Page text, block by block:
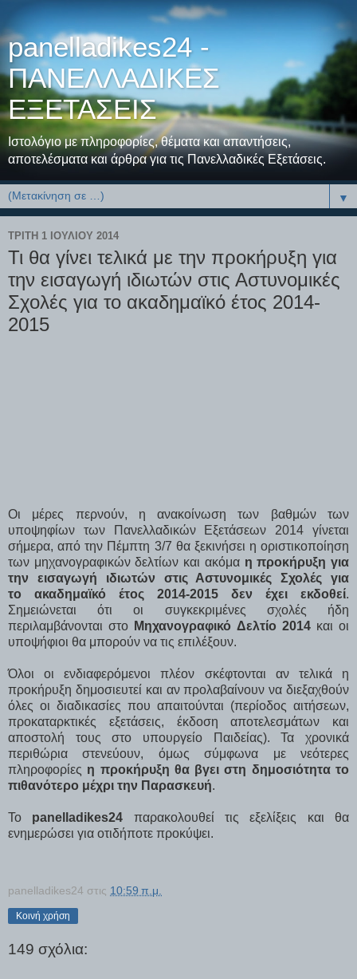
panelladikes24 -
ΠΑΝΕΛΛΑΔΙΚΕΣ
ΕΞΕΤΑΣΕΙΣ
Ιστολόγιο με πληροφορίες, θέματα και απαντήσεις,
αποτελέσματα και άρθρα για τις Πανελλαδικές Εξετάσεις.
▼
ΤΡΊΤΗ 1 ΙΟΥΛΊΟΥ 2014
Τι θα γίνει τελικά με την προκήρυξη για
την εισαγωγή ιδιωτών στις Αστυνομικές
Σχολές για το ακαδημαϊκό έτος 2014-
2015
Οι μέρες περνούν, η ανακοίνωση των βαθμών των
υποψηφίων των Πανελλαδικών Εξετάσεων 2014 γίνεται
σήμερα, από την Πέμπτη 3/7 θα ξεκινήσει η οριστικοποίηση
των μηχανογραφικών δελτίων και ακόμα η προκήρυξη για
την εισαγωγή ιδιωτών στις Αστυνομικές Σχολές για
το ακαδημαϊκό έτος 2014-2015 δεν έχει εκδοθεί.
Σημειώνεται ότι οι συγκεκριμένες σχολές ήδη
περιλαμβάνονται στο Μηχανογραφικό Δελτίο 2014και οι
υποψήφιοι θα μπορούν να τις επιλέξουν.
Όλοι οι ενδιαφερόμενοι πλέον σκέφτονται αν τελικά η
προκήρυξη δημοσιευτεί και αν προλαβαίνουν να διεξαχθούν
όλες οι διαδικασίες που απαιτούνται (περίοδος αιτήσεων,
προκαταρκτικές εξετάσεις, έκδοση αποτελεσμάτων και
αποστολή τους στο υπουργείο Παιδείας). Τα χρονικά
περιθώρια στενεύουν, όμως σύμφωνα με νεότερες
πληροφορίες η προκήρυξη θα βγει στη δημοσιότητα το
πιθανότερο μέχρι την Παρασκευή.
Το panelladikes24 παρακολουθεί τις εξελίξεις και θα
ενημερώσει για οτιδήποτε προκύψει.
panelladikes24 στις 10:59 π.μ.
Κοινή χρήση
149 σχόλια: